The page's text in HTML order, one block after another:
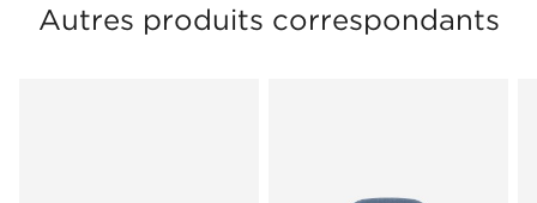
Autres produits correspondants